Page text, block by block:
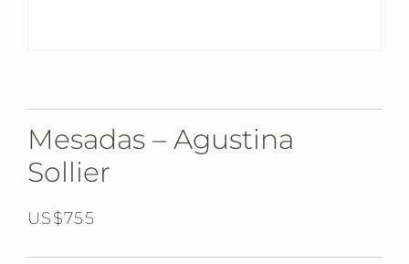
Mesadas – Agustina
Sollier
US$755